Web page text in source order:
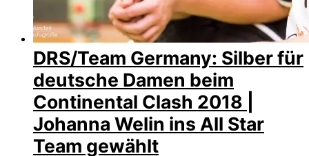
DRS/Team Germany: Silber für
deutsche Damen beim
Continental Clash 2018 |
Johanna Welin ins All Star
Team gewählt